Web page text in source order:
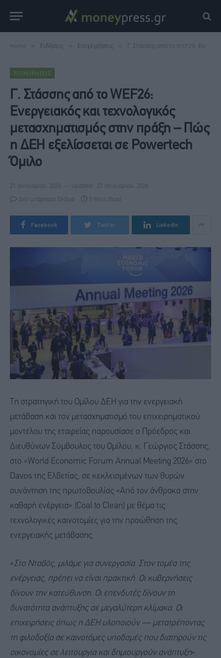
Home Ειδήσεις Επιχειρήσεις Γ. Στάσσης από το WEF26: Ενεργειακός και τεχνολογικός μετασχηματισμός στην πράξη – Πώς η ΔΕΗ εξελίσσεται σε Powertech Όμιλο
ΕΠΙΧΕΙΡΉΣΕΙΣ
Γ. Στάσσης από το WEF26:
Ενεργειακός και τεχνολογικός
μετασχηματισμός στην πράξη – Πώς
η ΔΕΗ εξελίσσεται σε Powertech
Όμιλο
21 Ιανουαρίου, 2026 Updated: 21 Ιανουαρίου, 2026
Δεν υπάρχουν Σχόλια 5 Mins Read
Facebook Twitter LinkedIn
Τη στρατηγική του Ομίλου ΔΕΗ για την ενεργειακή
μετάβαση και τον μετασχηματισμό του επιχειρηματικού
μοντέλου της εταιρείας παρουσίασε ο Πρόεδρος και
Διευθύνων Σύμβουλος του Ομίλου, κ. Γεώργιος Στάσσης,
στο «World Economic Forum Annual Meeting 2026» στο
Davos της Ελβετίας, σε κεκλεισμένων των θυρών
συνάντηση της πρωτοβουλίας «Από τον άνθρακα στην
καθαρή ενέργεια» (Coal to Clean) με θέμα τις
τεχνολογικές καινοτομίες για την προώθηση της
ενεργειακής μετάβασης.
«Στο Νταβός, μιλάμε για συνεργασία. Στον τομέα της
ενέργειας, πρέπει να είναι πρακτική. Οι κυβερνήσεις
δίνουν την κατεύθυνση. Οι επενδυτές δίνουν τη
δυνατότητα ανάπτυξης σε μεγαλύτερη κλίμακα. Οι
επιχειρήσεις όπως η ΔΕΗ υλοποιούν — μετατρέποντας
τη φιλοδοξία σε καινοτόμες υποδομές που διατηρούν τις
οικονομίες σε λειτουργία και δημιουργούν ανάπτυξη».